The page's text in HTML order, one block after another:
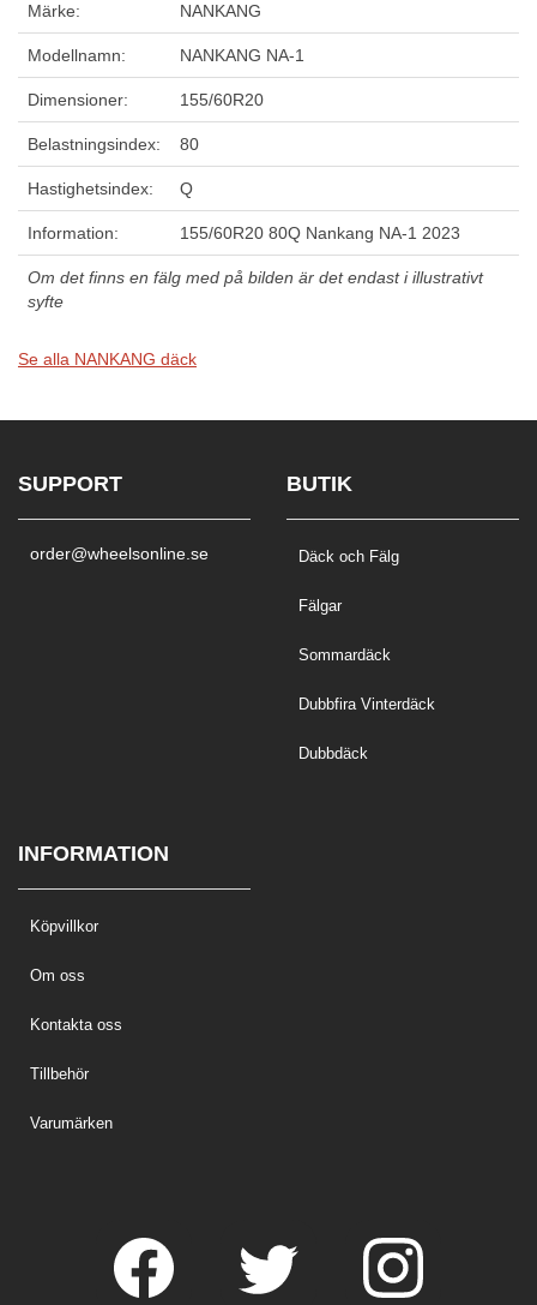
Märke: NANKANG
Modellnamn: NANKANG NA-1
Dimensioner: 155/60R20
Belastningsindex: 80
Hastighetsindex: Q
Information: 155/60R20 80Q Nankang NA-1 2023
Om det finns en fälg med på bilden är det endast i illustrativt
syfte
Se alla NANKANG däck
SUPPORT
order@wheelsonline.se
BUTIK
Däck och Fälg
Fälgar
Sommardäck
Dubbfira Vinterdäck
Dubbdäck
INFORMATION
Köpvillkor
Om oss
Kontakta oss
Tillbehör
Varumärken